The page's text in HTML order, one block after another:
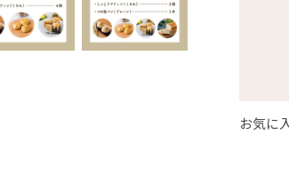
お気に